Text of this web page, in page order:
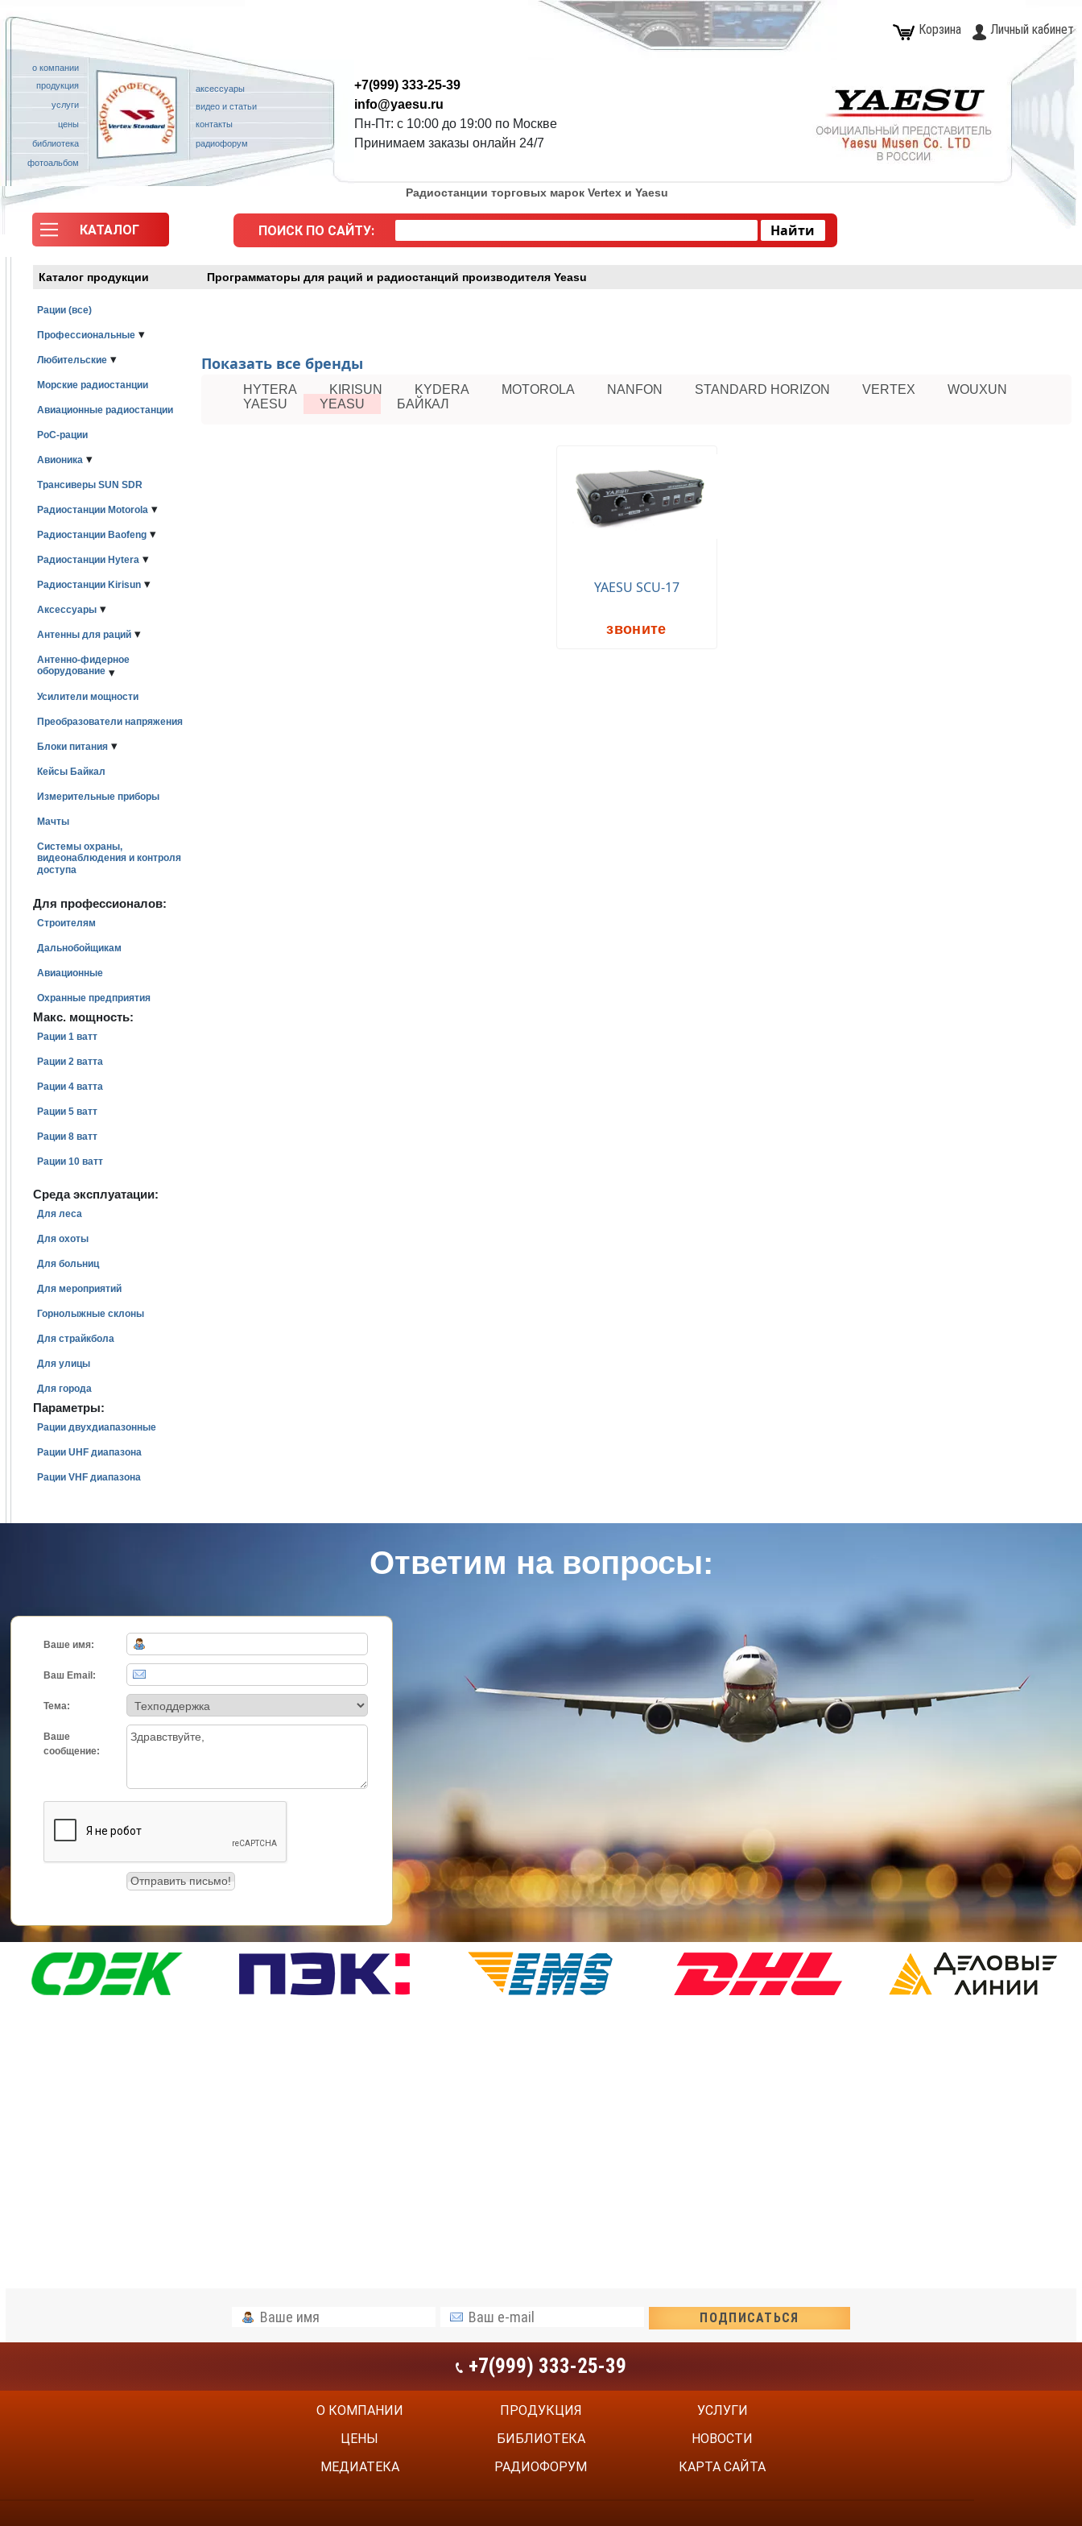
Корзина Личный кабинет
о компании
продукция
услуги
цены
библиотека
фотоальбом
аксессуары
видео и статьи
контакты
радиофорум
+7(999) 333-25-39
info@yaesu.ru
Пн-Пт: с 10:00 до 19:00 по Москве
Принимаем заказы онлайн 24/7
КАТАЛОГ
Радиостанции торговых марок Vertex и Yaesu
ПОИСК ПО САЙТУ:
Type 2 or more characters for results.
Каталог продукции Программаторы для раций и радиостанций производителя Yeasu
Рации (все)
Профессиональные ▾
Любительские ▾
Морские радиостанции
Авиационные радиостанции
PoC-рации
Авионика ▾
Трансиверы SUN SDR
Радиостанции Motorola ▾
Радиостанции Baofeng ▾
Радиостанции Hytera ▾
Радиостанции Kirisun ▾
Аксессуары ▾
Антенны для раций ▾
Антенно-фидерное
оборудование ▾
Усилители мощности
Преобразователи напряжения
Блоки питания ▾
Кейсы Байкал
Измерительные приборы
Мачты
Системы охраны,
видеонаблюдения и контроля
доступа
Для профессионалов:
Строителям
Дальнобойщикам
Авиационные
Охранные предприятия
Макс. мощность:
Рации 1 ватт
Рации 2 ватта
Рации 4 ватта
Рации 5 ватт
Рации 8 ватт
Рации 10 ватт
Среда эксплуатации:
Для леса
Для охоты
Для больниц
Для мероприятий
Горнолыжные склоны
Для страйкбола
Для улицы
Для города
Параметры:
Рации двухдиапазонные
Рации UHF диапазона
Рации VHF диапазона
Показать все бренды
HYTERA KIRISUN KYDERA MOTOROLA NANFON STANDARD HORIZON VERTEX
WOUXUN
YAESU
YEASU БАЙКАЛ
YAESU SCU-17
звоните
Ответим на вопросы:
Ваше имя:
Ваш Email:
Тема:
Ваше
сообщение:
+7(999) 333-25-39
О КОМПАНИИ
ЦЕНЫ
МЕДИАТЕКА
ПРОДУКЦИЯ
БИБЛИОТЕКА
РАДИОФОРУМ
УСЛУГИ
НОВОСТИ
КАРТА САЙТА